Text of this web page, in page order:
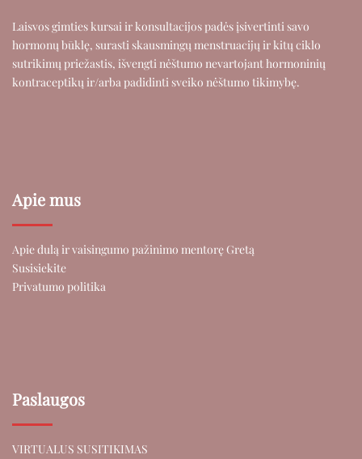
Laisvos gimties kursai ir konsultacijos padės įsivertinti savo
hormonų būklę, surasti skausmingų menstruacijų ir kitų ciklo
sutrikimų priežastis, išvengti nėštumo nevartojant hormoninių
kontraceptikų ir/arba padidinti sveiko nėštumo tikimybę.
Apie mus
Apie dulą ir vaisingumo pažinimo mentorę Gretą
Susisiekite
Privatumo politika
Paslaugos
VIRTUALUS SUSITIKIMAS